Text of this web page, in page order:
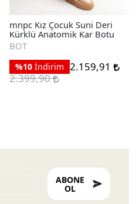
mnpc Kız Çocuk Suni Deri
Kürklü Anatomik Kar Botu
BOT
%10 İndirim 2.159,91
2.399,90
ABONE
OL